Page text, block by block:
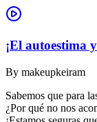
¡El autoestima
By makeupkeiram
Sabemos que para
¿Por qué no nos